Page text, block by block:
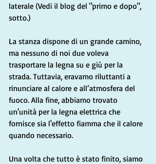
laterale (Vedi il blog del "primo e dopo",
sotto.)
La stanza dispone di un grande camino,
ma nessuno di noi due voleva
trasportare la legna su e giù per la
strada. Tuttavia, eravamo riluttanti a
rinunciare al calore e all’atmosfera del
fuoco. Alla fine, abbiamo trovato
un'unità per la legna elettrica che
fornisce sia l'effetto fiamma che il calore
quando necessario.
Una volta che tutto è stato finito, siamo